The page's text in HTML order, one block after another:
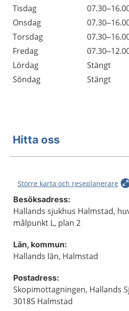
Tisdag
Onsdag
Torsdag
Fredag
Lördag
Stängt
Söndag
Stängt
Hitta oss
Större karta och reseplanerare
Besöksadress:
Hallands sjukhus Halmstad,
målpunkt L, plan 2
Län, kommun:
Hallands län, Halmstad
Postadress:
Skopimottagningen, Hallands
30185 Halmstad